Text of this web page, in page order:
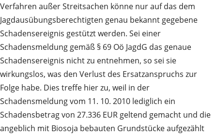
Verfahren außer Streitsachen könne nur auf das dem
Jagdausübungsberechtigten genau bekannt gegebene
Schadensereignis gestützt werden. Sei einer
Schadensmeldung gemäß § 69 Oö JagdG das genaue
Schadensereignis nicht zu entnehmen, so sei sie
wirkungslos, was den Verlust des Ersatzanspruchs zur
Folge habe. Dies treffe hier zu, weil in der
Schadensmeldung vom 11. 10. 2010 lediglich ein
Schadensbetrag von 27.336 EUR geltend gemacht und die
angeblich mit Biosoja bebauten Grundstücke aufgezählt